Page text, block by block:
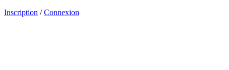
Inscription /Connexion